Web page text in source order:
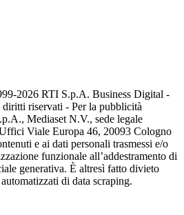
2026 RTI S.p.A. Business Digital -
riservati - Per la pubblicità
Mediaset N.V., sede legale
Viale Europa 46, 20093 Cologno
e ai dati personali trasmessi e/o
funzionale all’addestramento di
generativa. È altresì fatto divieto
di data scraping.